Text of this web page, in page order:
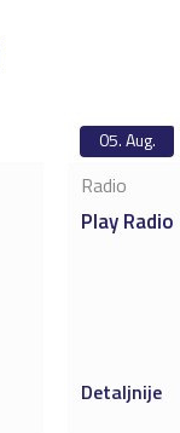
05.Aug.
Radio
Play Radio
Detaljnije